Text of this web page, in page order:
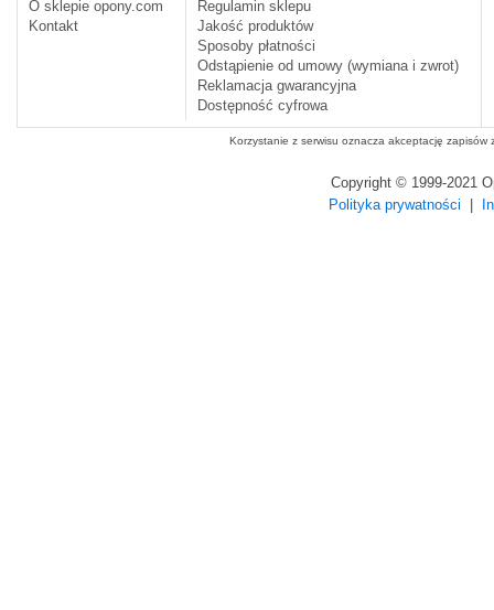
O sklepie opony.com
Kontakt
Regulamin sklepu
Jakość produktów
Sposoby płatności
Odstąpienie od umowy (wymiana i zwrot)
Reklamacja gwarancyjna
Dostępność cyfrowa
Korzystanie z serwisu oznacza akceptację zapisów
Copyright © 1999-2021
Polityka prywatności